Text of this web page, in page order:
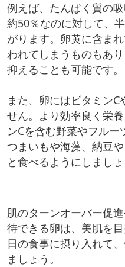
例えば、たんぱく質の
約50％なのに対して、
がります。卵黄に含ま
われてしまうものもあ
抑えることも可能です。
また、卵にはビタミン
せん。より効率良く栄
ンCを含む野菜やフルー
つまいもや海藻、納豆
と食べるようにしましょ
肌のターンオーバー促
待できる卵は、美肌を
日の食事に摂り入れて
ましょう。